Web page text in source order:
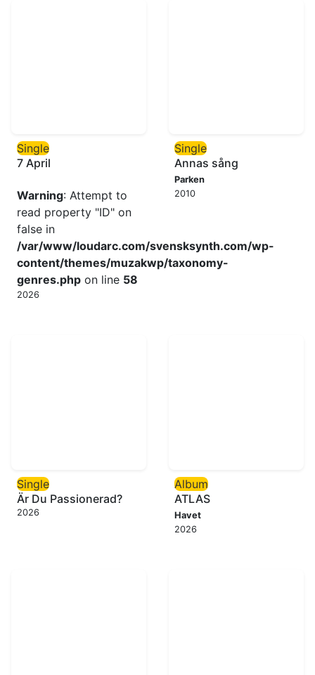
Single
7 April
Warning: Attempt to
read property "ID" on
false in
/var/www/loudarc.com/svensksynth.com/wp-
content/themes/muzakwp/taxonomy-
genres.php on line 58
2026
Single
Annas sång
Parken
2010
Single
Är Du Passionerad?
2026
Album
ATLAS
Havet
2026